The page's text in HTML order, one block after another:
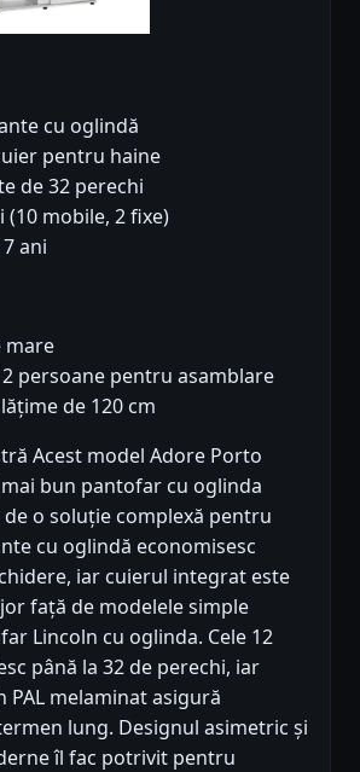
cu oglindă
pentru haine
de 32 perechi
(10 mobile, 2 fixe)
ani
mare
persoane pentru asamblare
de 120 cm
Acest model Adore Porto
bun pantofar cu oglinda
de o soluție complexă pentru
cu oglindă economisesc
iar cuierul integrat este
față de modelele simple
Lincoln cu oglinda. Cele 12
până la 32 de perechi, iar
PAL melaminat asigură
lung. Designul asimetric și
îl fac potrivit pentru